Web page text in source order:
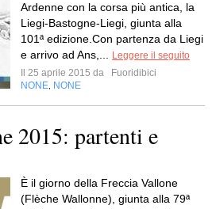
Ardenne con la corsa più antica, la
Liegi-Bastogne-Liegi, giunta alla
101ª edizione.Con partenza da Liegi
e arrivo ad Ans,...
Leggere il seguito
Il 25 aprile 2015 da
Fuoridibici
NONE NONE
2015: partenti e
È il giorno della Freccia Vallone
(Flèche Wallonne), giunta alla 79ª